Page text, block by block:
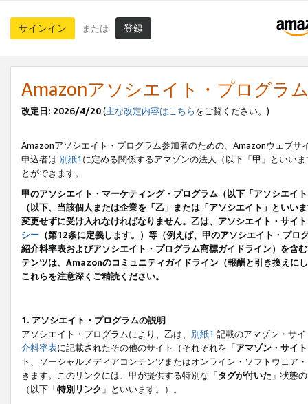
サインイン または 登録
Amazonアソシエイト・プログラ
改定日: 2026/4/20(主な改定内容はこちらをご覧ください。)
Amazonアソシエイト・プログラム参加者のための、Amazonウェブサ
申込者は 別紙1 に定める関係するアマゾンの法人（以下「甲 」といい
とができます。
甲のアソシエイト・マーケティング・プログラム（以下「アソシエイ
（以下、当該個人または企業を「乙」または「アソシエイト」とい
変更せずに受け入れなければなりません。乙は、アソシエイト・サイ
シー （第12条に定義します。）等（例えば、甲のアソシエイト・プ
紹介料率表およびアソシエイト・プログラム商標ガイドライン）を
テンツは、Amazonのコミュニティガイドライン（報酬と引き換えに
これらを注意深くご精読ください。
1. アソシエイト・プログラムの説明
アソシエイト・プログラムにより、乙は、 別紙1 記載のアマゾン・サ
介料率表に記載されたその他のサイト（それぞれを「アマゾン・サイト
ト、ソーシャルメディアコンテンツまたはオンライン・ソフトウェア
きます。このリンクには、甲が提供する特別な「タグが付いた 」状態
（以下「特別リンク 」といいます。）。